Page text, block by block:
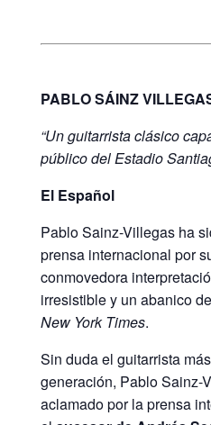
PABLO SÁINZ
“Un guitarrista clásico
público del Estadio
El Español
Pablo Sainz-Villegas ha
prensa internacional por
conmovedora
irresistible y un abanico
New York Times.
Sin duda el guitarrista
generación, Pablo Sainz-
aclamado por la prensa